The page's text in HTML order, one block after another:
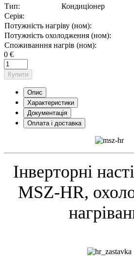
Тип:
Кондиціонер
Серія:
Потужність нагріву (ном):
Потужність охолодження (ном):
Споживанння нагрів (ном):
0 €
Купити
Опис
Характеристики
Документація
Оплата і доставка
Інверторні
MSZ-HR,